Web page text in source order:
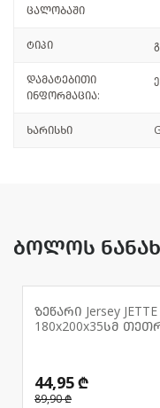
ცალობაში
ტიპი
დამატებითი
ინფორმაცია:
ხარისხი
ბოლოს
ზეწარი Jersey JETTE
180x200x35სმ
44,95 ₾
89,90 ₾